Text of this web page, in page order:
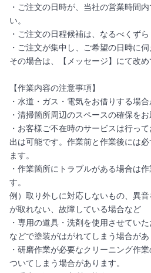
・ご注文の日時が、当社の営業時間
い。
・ご注文の日程候補は、なるべくずら
・ご注文が集中し、ご希望の日時に
その場合は、【メッセージ】にて改め
【作業内容の注意事項】
・水道・ガス・電気をお借りする場合
・清掃箇所周辺のスペースの確保をお
・お客様ご不在時のサービスは行っ
出は可能です。作業前と作業後には
ます。
・作業箇所にトラブルがある場合は
す。
例）取り外しに対応しないもの、異
が取れない、故障している場合など
・専用の道具・洗剤を使用させてい
などで塗装がはがれてしまう場合があ
・研磨作業が必要なクリーニング作
ついてしまう場合があります。